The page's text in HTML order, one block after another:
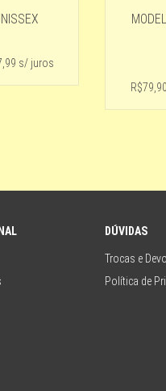
s/ juros
R$79,90
DÚVIDAS
Trocas e
Política de